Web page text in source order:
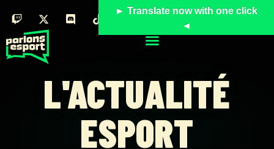
L'ACTUALITÉ
ESPORT
► Translate now with one click
◄